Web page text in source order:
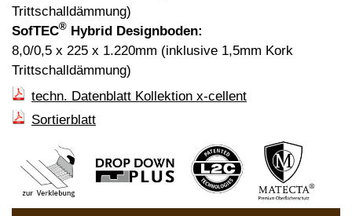
Trittschalldämmung)
SofTEC® Hybrid Designboden:
8,0/0,5 x 225 x 1.220mm (inklusive 1,5mm Kork
Trittschalldämmung)
techn. Datenblatt Kollektion x-cellent
Sortierblatt